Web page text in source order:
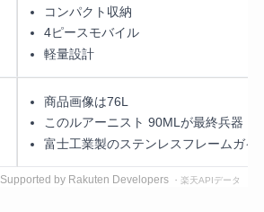
コンパクト収納
4ピースモバイル
軽量設計
商品画像は76L
このルアーニスト 90MLが最終兵器
富士工業製のステンレスフレームガイ
Supported by Rakuten Developers ・楽天APIデータ